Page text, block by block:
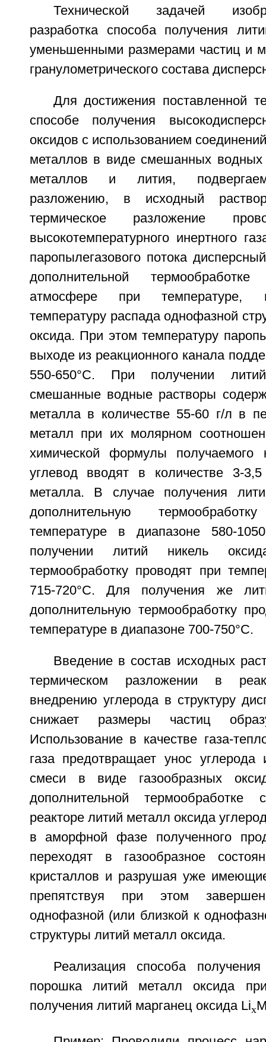
Технической задачей
разработка способа получения
уменьшенными размерами частиц и
гранулометрического состава
Для достижения поставленной
способе получения
оксидов с использованием
металлов в виде смешанных водных
металлов и лития,
разложению, в исходный
термическое разложение
высокотемпературного инертного
паропылегазового потока
дополнительной
атмосфере при температуре,
температуру распада однофазной
оксида. При этом температуру
выходе из реакционного канала
550-650°С. При получении
смешанные водные растворы
металла в количестве 55-60 г/л в
металл при их молярном
химической формулы получаемого
углевод вводят в количестве 3-
металла. В случае получения
дополнительную
температуре в диапазоне 580-
получении литий никель
термообработку проводят при
715-720°С. Для получения же
дополнительную термообработку
температуре в диапазоне 700-750°С.
Введение в состав исходных
термическом разложении в
внедрению углерода в структуру
снижает размеры частиц
Использование в качестве газа-
газа предотвращает унос углерода
смеси в виде газообразных
дополнительной термообработке
реакторе литий металл оксида
в аморфной фазе полученного
переходят в газообразное
кристаллов и разрушая уже
препятствуя при этом
однофазной (или близкой к
структуры литий металл оксида.
Реализация способа получения
порошка литий металл оксида
получения литий марганец оксида Lix